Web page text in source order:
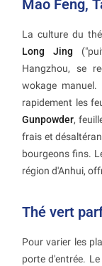
Mao Feng,
La culture du
Long Jing
Hangzhou, se
wokage
rapidement les
Gunpowder,
frais et
bourgeons fins.
région d'Anhui,
Thé vert
Pour varier les
porte d'entrée. Le